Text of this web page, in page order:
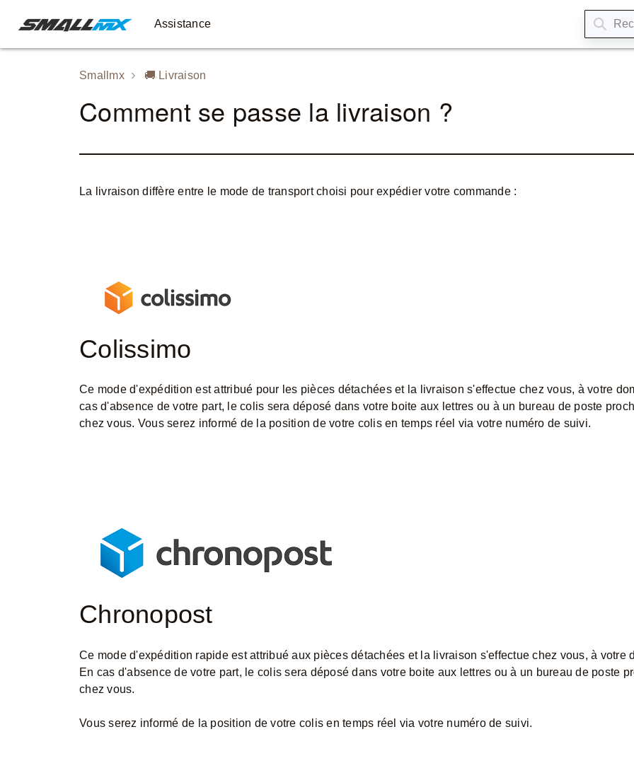
Assistance
Smallmx 🚚️ Livraison
Comment se passe la livraison ?
La livraison diffère entre le mode de transport choisi pour expédier votre commande :
Colissimo
Ce mode d'expédition est attribué pour les pièces détachées et la livraison s'effectue chez vous, à votre
cas d'absence de votre part, le colis sera déposé dans votre boite aux lettres ou à un bureau de poste
chez vous. Vous serez informé de la position de votre colis en temps réel via votre numéro de suivi.
Chronopost
Ce mode d'expédition rapide est attribué aux pièces détachées et la livraison s'effectue chez vous, à votre
En cas d'absence de votre part, le colis sera déposé dans votre boite aux lettres ou à un bureau de poste
chez vous.
Vous serez informé de la position de votre colis en temps réel via votre numéro de suivi.